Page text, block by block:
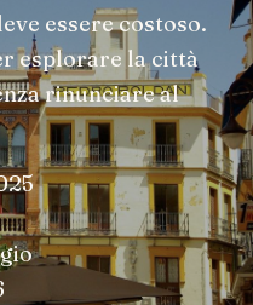
essere costoso.
esplorare la città
rinunciare al